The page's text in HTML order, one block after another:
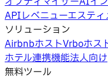
APIレベニューエステ
ソリューション
AirbnbホストVrboホス
ホテル連携機能法人向け
無料ツール